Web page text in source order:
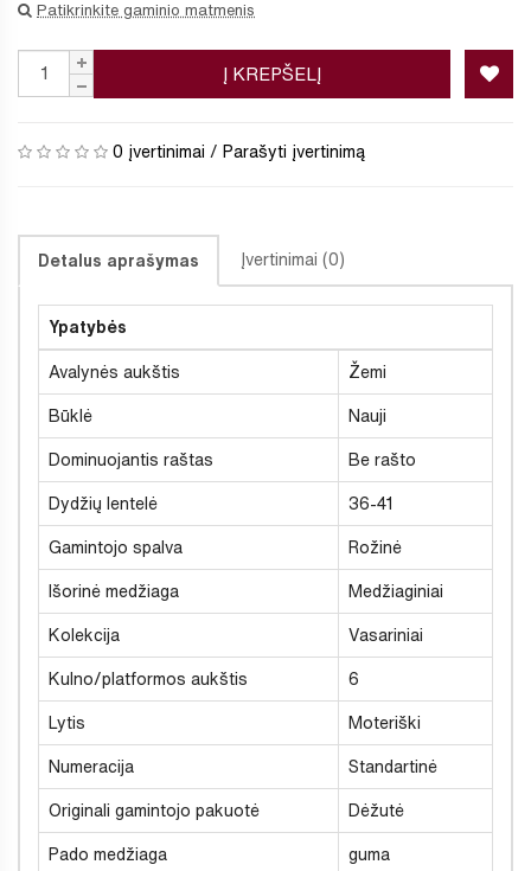
Patikrinkite gaminio matmenis
Į KREPŠELĮ
0 įvertinimai / Parašyti įvertinimą
Detalus aprašymas Įvertinimai (0)
Ypatybės
Avalynės aukštis Žemi
Būklė Nauji
Dominuojantis raštas Be rašto
Dydžių lentelė 36-41
Gamintojo spalva Rožinė
Išorinė medžiaga Medžiaginiai
Kolekcija Vasariniai
Kulno/platformos aukštis 6
Lytis Moteriški
Numeracija Standartinė
Originali gamintojo pakuotė Dėžutė
Pado medžiaga guma